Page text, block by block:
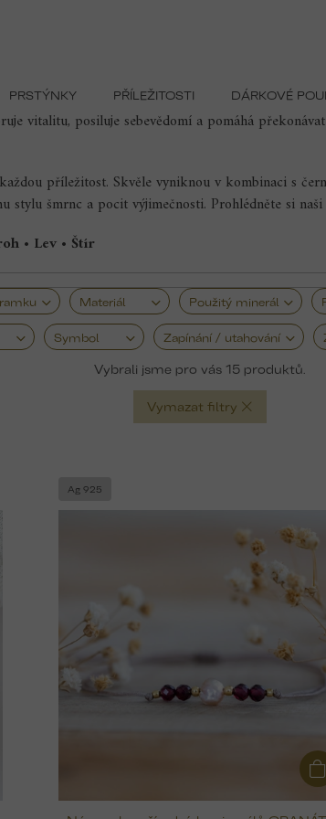
PRSTÝNKY PŘÍLEŽITOSTI DÁRKOVÉ
červeným až vínovým odstínem, který symbolizuje
vitalitu, posiluje sebevědomí a pomáhá
příležitost. Skvěle vyniknou v kombinaci s
stylu šmrnc a pocit výjimečnosti. Prohlédněte si naši
• Lev • Štír
Materiál Použitý minerál
Symbol Zapínání / utahování
Vymazat filtry
15
Ag 925